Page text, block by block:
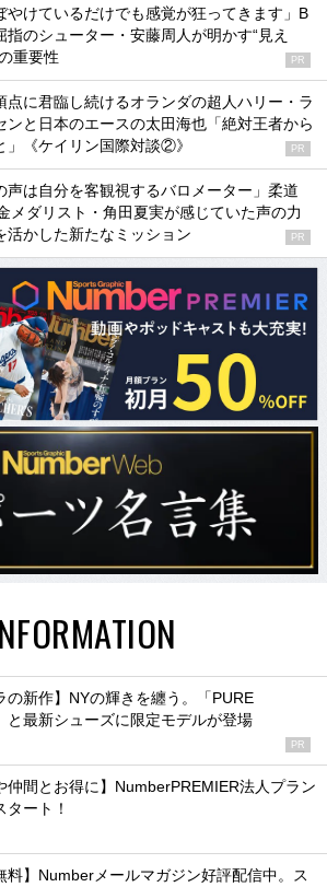
やけているだけでも感覚が狂ってきます」B
指のシューター・安藤周人が明かす“見え
重要性
PR
点に君臨し続けるオランダの超人ハリー・ラ
ンと日本のエースの太田海也「絶対王者から
」《ケイリン国際対談②》
PR
声は自分を客観視するバロメーター」柔道
メダリスト・角田夏実が感じていた声の力
活かした新たなミッション
PR
の新作】NYの輝きを纏う。「PURE
と最新シューズに限定モデルが登場
PR
仲間とお得に】NumberPREMIER法人プラン
タート！
料】Numberメールマガジン好評配信中。ス